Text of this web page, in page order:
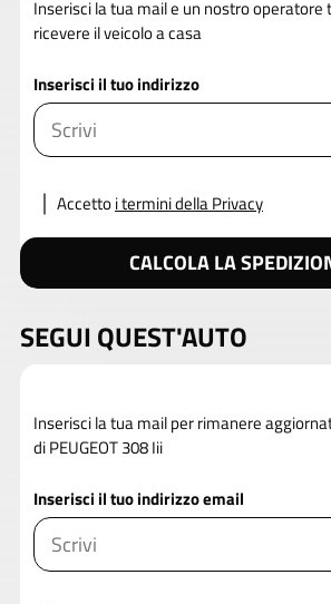
Inserisci la tua mail e un nostro
ricevere il veicolo a casa
Inserisci il tuo indirizzo
Accettoi termini della Privacy
CALCOLA LA
SEGUI QUEST'AUTO
Inserisci la tua mail per rimanere
di PEUGEOT 308 Iii
Inserisci il tuo indirizzo email